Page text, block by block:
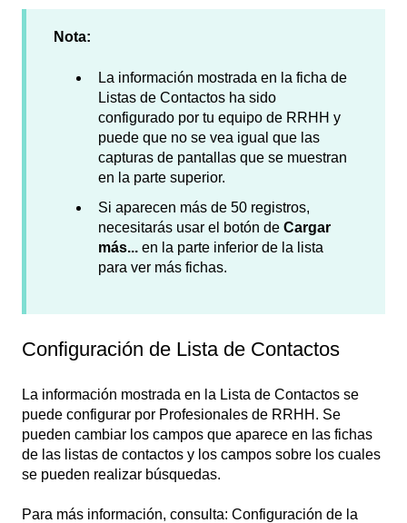
Nota:
La información mostrada en la ficha de
Listas de Contactos ha sido
configurado por tu equipo de RRHH y
puede que no se vea igual que las
capturas de pantallas que se muestran
en la parte superior.
Si aparecen más de 50 registros,
necesitarás usar el botón de Cargar
más... en la parte inferior de la lista
para ver más fichas.
Configuración de Lista de Contactos
La información mostrada en la Lista de Contactos se
puede configurar por Profesionales de RRHH. Se
pueden cambiar los campos que aparece en las fichas
de las listas de contactos y los campos sobre los cuales
se pueden realizar búsquedas.
Para más información, consulta: Configuración de la